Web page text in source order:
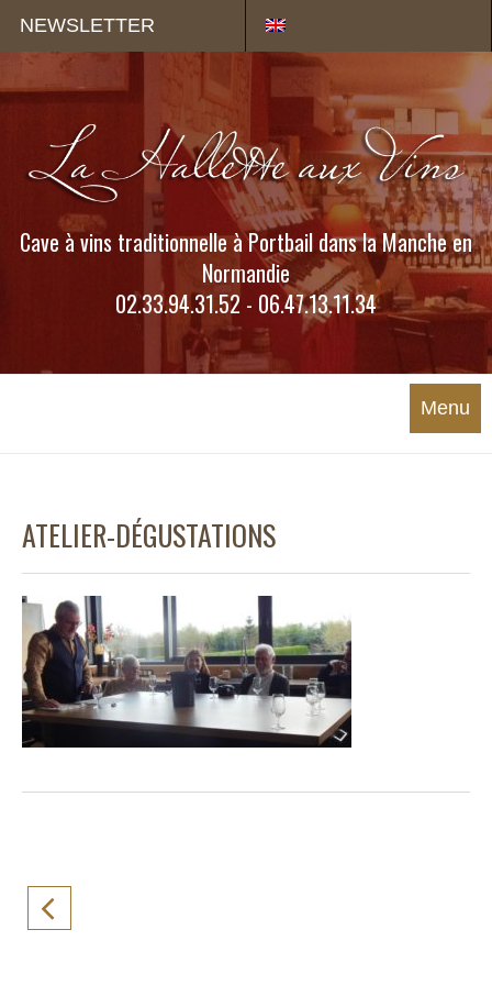
NEWSLETTER
Cave à vins traditionnelle à Portbail dans la Manche en
Normandie
02.33.94.31.52 - 06.47.13.11.34
Menu
ATELIER-DÉGUSTATIONS
Panneau de gestion des cookies